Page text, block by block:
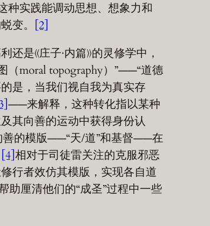
种实践能调动思想、想象力和
变。
[2]
是《庄子·内篇》的灵修学中，
（moral topography）”——“道德
是，当我们视自我为真实存
——来解释，这种转化指以某种
其向善的运动中获得身份认
善的模版——“天/道”和基督——在
[4] 相对于司徒雷关注的克服邪恶
行者效仿其模版，实现各自道
助厘清他们的“成圣”过程中一些